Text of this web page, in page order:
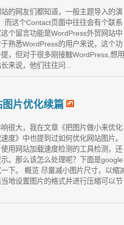
的网友们都知道，一般主题导入的演
而这个Contact页面中往往会有个联系
个留言功能是WordPress外贸网站中
熟悉WordPress的用户来说，这个功
，但对于很多刚接触WordPress,想用
来说，他们往往问...
片优化续篇
很大，我在文章《把图片做小来优化
度》中也提到过如何优化网站图片。
用网站加载速度检测的工具检测，还
。那么该怎么处理呢？下面是google
下。 概览 尽量减小图片尺寸，以缩
地设置图片的格式并进行压缩可以节